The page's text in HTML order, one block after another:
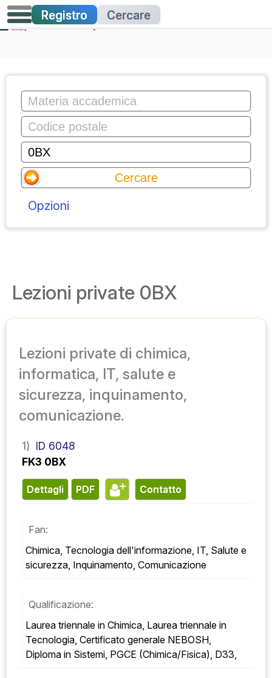
Lezioni private
Registro Cercare
Opzioni
Lezioni private 0BX
Lezioni private di chimica,
informatica, IT, salute e
sicurezza, inquinamento,
comunicazione.
1) ID 6048
FK3 0BX
Dettagli PDF contatto
Fan:
Chimica, Tecnologia dell'informazione, IT, Salute e
sicurezza, Inquinamento, Comunicazione
Qualificazione:
Laurea triennale in Chimica, Laurea triennale in
Tecnologia, Certificato generale NEBOSH,
Diploma in Sistemi, PGCE (Chimica/Fisica), D33,